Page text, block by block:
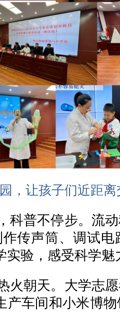
，让孩子们近距
科普不停步。流
作传声筒、调试
实验，感受科学魅
火朝天。大学志
产车间和小米博